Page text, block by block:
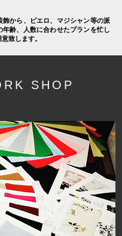
飾から、ピエロ、マジシャン等の派
年齢、人数に合わせたプランを忙し
致します。
SHOP